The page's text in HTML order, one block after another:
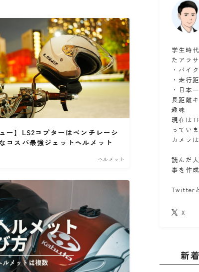
ツーリング
バイク バイクサークル バイク整備 バンドッ
フォルツァ ヘルメット マークX メンテナン
リアボックス ロングツーリング ワークマン
夜走り ナイトツーリング 大学生 楽天マ
ー】LS2コプターはベンチレーシ
コスパ最強ジェットヘルメット
ヘルメット
学生時
たアラ
・バイ
・走行
・日本
長距離
趣味
現在は
ってい
カメラ
読んだ
事を作
Twitter
X
新